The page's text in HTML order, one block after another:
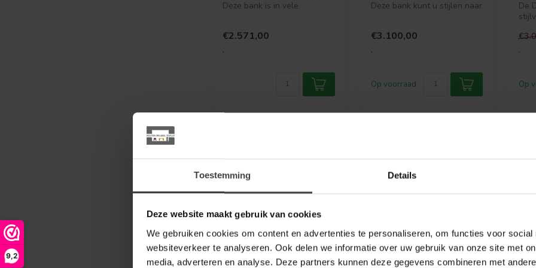
Toestemming Details
Deze website maakt gebruik van cookies
We gebruiken cookies om content en advertenties te personaliseren, om functies voor social
websiteverkeer te analyseren. Ook delen we informatie over uw gebruik van onze site met
media, adverteren en analyse. Deze partners kunnen deze gegevens combineren met
9,2
Deze bank is in vele
€2.571,00
.
.
Deze bank kunt u stijlen naar
€3.100,00
.
Op voorraad
De
.
Op